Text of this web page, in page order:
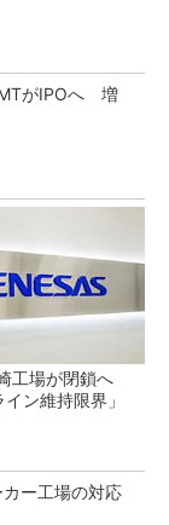
がIPOへ 増
工場が閉鎖へ
イン維持限界」
ー工場の対応